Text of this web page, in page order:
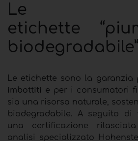
Le
etichette
Le etichette sono la
imbottiti e per i consumatori
sia una risorsa naturale,
biodegradabile. A seguito
una certificazione
analisi specializzato